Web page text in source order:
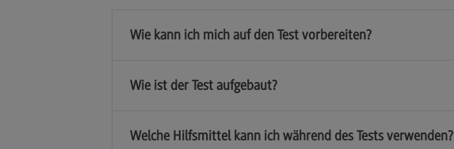
Wie kann ich mich auf den Test vorbereiten?
Wie ist der Test aufgebaut?
Welche Hilfsmittel kann ich während des Tests verwenden?